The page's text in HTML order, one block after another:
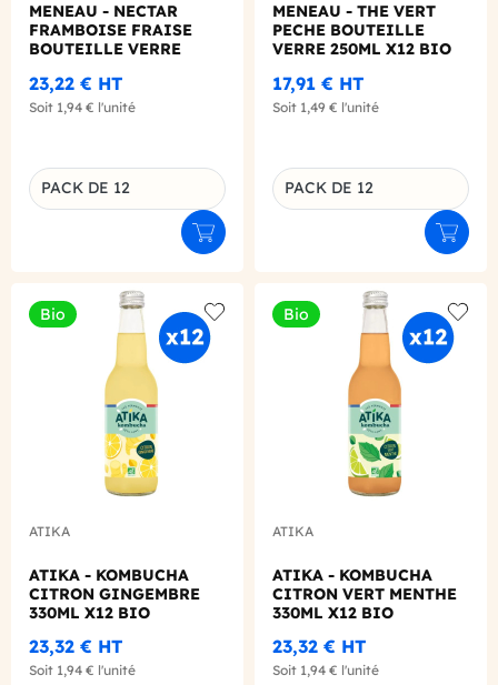
MENEAU - NECTAR
FRAMBOISE FRAISE
BOUTEILLE VERRE
23,22 € HT
Soit 1,94 € l'unité
Déclinaison du produit
PACK DE 12
Ajouter au panier
MENEAU - THE VERT
PECHE BOUTEILLE
VERRE 250ML X12 BIO
17,91 € HT
Soit 1,49 € l'unité
Déclinaison du produit
PACK DE 12
Bio
Add to wishlist
ATIKA
ATIKA - KOMBUCHA
CITRON GINGEMBRE
330ML X12 BIO
23,32 € HT
Soit 1,94 € l'unité
Bio
Add
ATIKA
ATIKA - KOMBUCHA
CITRON VERT MENTHE
330ML X12 BIO
23,32 € HT
Soit 1,94 € l'unité